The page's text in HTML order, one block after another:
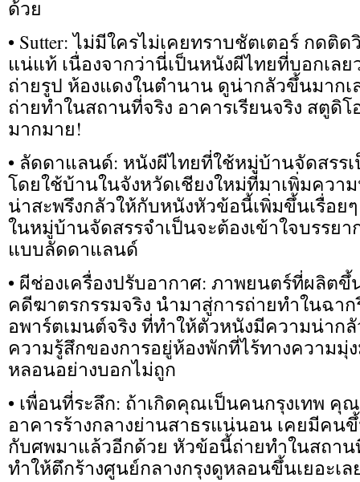
ด้วย
• Sutter: ไม่มีใครไม่เคยทราบชัตเตอร์ กด
แน่แท้ เนื่องจากว่านี่เป็นหนังผีไทยที่บอกเลย
ถ่ายรูป ห้องแดงในตำนาน ดูน่ากลัวขึ้นมากเ
ถ่ายทำในสถานที่จริง อาคารเรียนจริง สตูดิ
มากมาย!
• ลัดดาแลนด์: หนังผีไทยที่ใช้หมู่บ้านจัดสรร
โดยใช้บ้านในจังหวัดเชียงใหม่ที่มาเพิ่มควา
น่าสะพรึงกลัวให้กับหนังหัวข้อนี้เพิ่มขึ้นเรื่อ
ในหมู่บ้านจัดสรรจำเป็นจะต้องเข้าใจบรรย
แบบลัดดาแลนด์
• ผีช่องเครื่องปรับอากาศ: ภาพยนตร์ที่ผลิตขึ้
คดีฆาตรกรรมจริง นำมาสู่การถ่ายทำในฉา
อพาร์ตเมนต์จริง ที่ทำให้ตัวหนังมีความน่าก
ความรู้สึกของการอยู่ห้องพักที่ไร้ทางความมุ่
หลอนอย่างบอกไม่ถูก
• เพื่อนที่ระลึก: ถ้าเกิดคุณเป็นคนกรุงเทพ คุ
อาคารร้างกลางย่านสาธรแน่นอน เคยมีคน
กับศพมาแล้วอีกด้วย หัวข้อนี้ถ่ายทำในสถา
ทำให้ตึกร้างศูนย์กลางกรุงดูหลอนขึ้นเยอะเ